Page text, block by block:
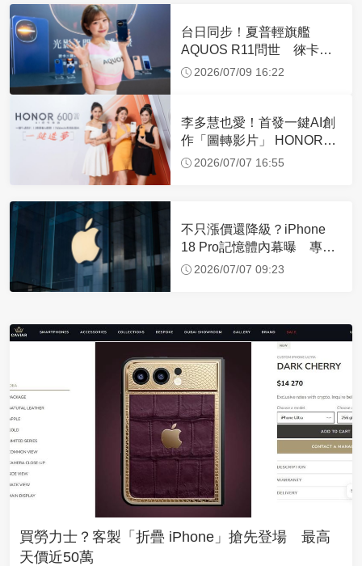
台日同步！夏普輕旗艦
AQUOS R11問世 徠卡三
鏡頭、AI攝影輔助
2026/07/09 16:22
李多慧也愛！首發一鍵AI創
作「圖轉影片」 HONOR
600系列價格功能一次看
2026/07/07 16:55
不只漲價還降級？iPhone
18 Pro記憶體內幕曝 專家
勸「這2容量」別買
2026/07/07 09:23
買勞力士？客製「折疊 iPhone」搶先登場 最高
天價近50萬